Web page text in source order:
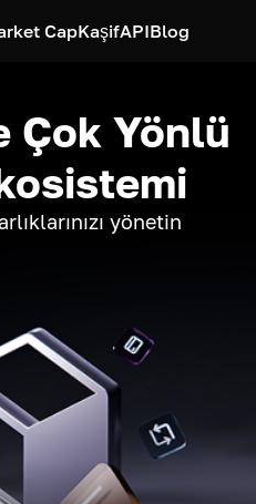
CapKaşifAPIBlog
Çok Yönlü
yönetin